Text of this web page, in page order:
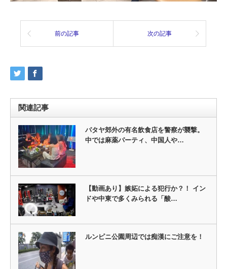
前の記事 次の記事
関連記事
パタヤ郊外の有名飲食店を警察が襲撃。
中では麻薬パーティ、中国人や…
【動画あり】嫉妬による犯行か？！ イン
ドや中東で多くみられる「酸…
ルンピニ公園周辺では痴漢にご注意を！